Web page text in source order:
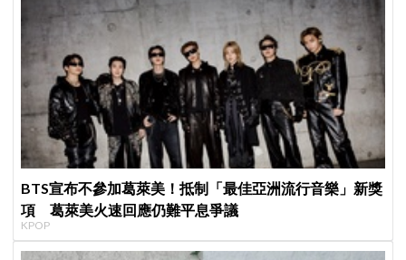
BTS宣布不參加葛萊美！抵制「最佳亞洲流行音樂」新獎
項 葛萊美火速回應仍難平息爭議
KPOP